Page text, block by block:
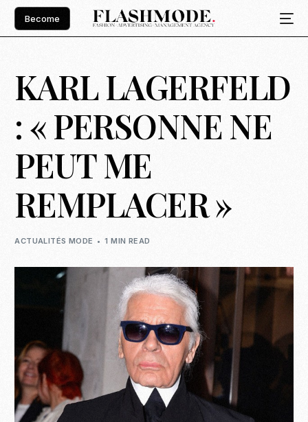
Become
KARL LAGERFELD
: « PERSONNE NE
PEUT ME
REMPLACER »
ACTUALITÉS MODE 1 MIN READ